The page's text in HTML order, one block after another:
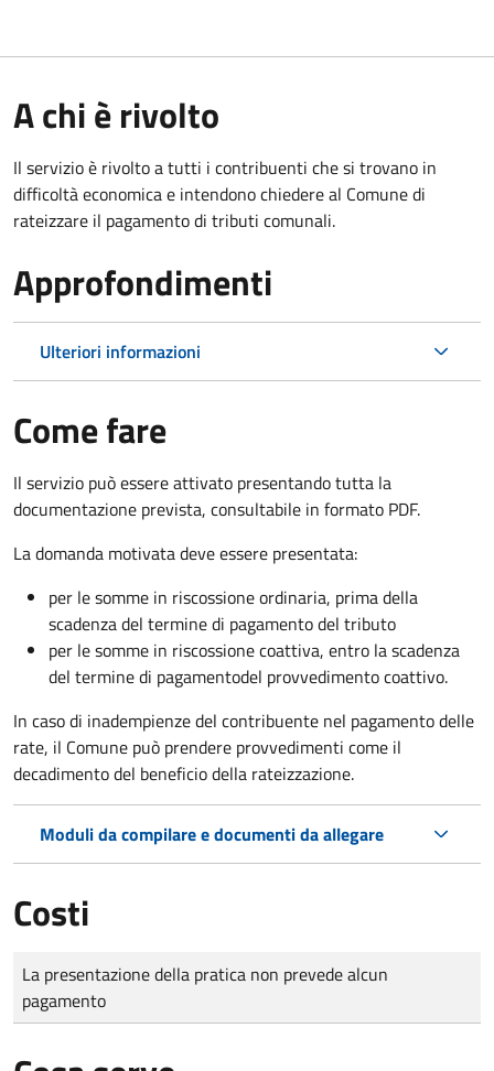
A chi è rivolto
Il servizio è rivolto a tutti i contribuenti che si trovano in
difficoltà economica e intendono chiedere al Comune di
rateizzare il pagamento di tributi comunali.
Approfondimenti
Ulteriori informazioni
Come fare
Il servizio può essere attivato presentando tutta la
documentazione prevista, consultabile in formato PDF.
La domanda motivata deve essere presentata:
per le somme in riscossione ordinaria, prima della
scadenza del termine di pagamento del tributo
per le somme in riscossione coattiva, entro la scadenza
del termine di pagamentodel provvedimento coattivo.
In caso di inadempienze del contribuente nel pagamento delle
rate, il Comune può prendere provvedimenti come il
decadimentodel beneficio della rateizzazione.
Moduli da compilare e documenti da allegare
Costi
Tipo di pagamento
Importo
La presentazione della pratica non prevede alcun
pagamento